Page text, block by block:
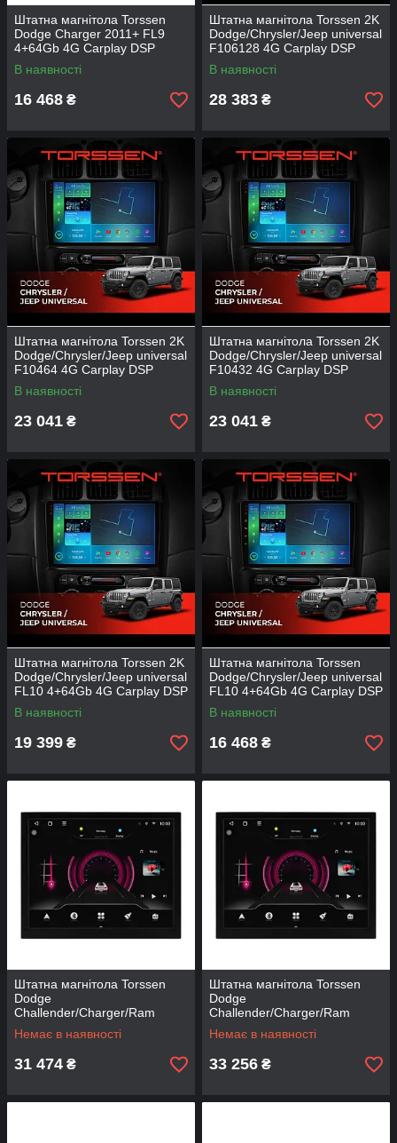
Штатна магнітола Torssen
Dodge Charger 2011+ FL9
4+64Gb 4G Carplay DSP
В наявності
16 468 ₴
Штатна магнітола Torssen 2K
Dodge/Chrysler/Jeep universal
F106128 4G Carplay DSP
В наявності
28 383 ₴
Штатна магнітола Torssen 2K
Dodge/Chrysler/Jeep universal
F10464 4G Carplay DSP
В наявності
23 041 ₴
Штатна магнітола Torssen 2K
Dodge/Chrysler/Jeep universal
F10432 4G Carplay DSP
В наявності
23 041 ₴
Штатна магнітола Torssen 2K
Dodge/Chrysler/Jeep universal
FL10 4+64Gb 4G Carplay DSP
В наявності
19 399 ₴
Штатна магнітола Torssen
Dodge/Chrysler/Jeep universal
FL10 4+64Gb 4G Carplay DSP
В наявності
16 468 ₴
Штатна магнітола Torssen
Dodge
Challender/Charger/Ram
S8464A
Немає в наявності
31 474 ₴
Штатна магнітола Torssen
Dodge
Challender/Charger/Ram
S8464A+360
Немає в наявності
33 256 ₴